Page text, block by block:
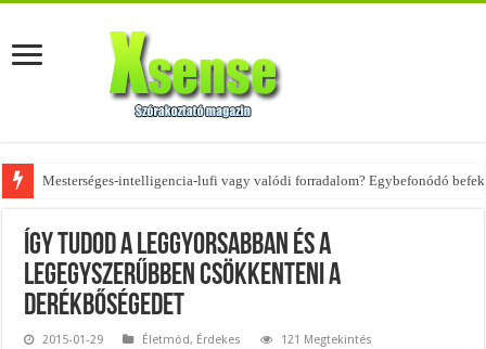
Az övtáskák továbbra is trendik – nézd meg, milyen stílusokhoz illenek!
Így tudod a leggyorsabban és a
legegyszerűbben csökkenteni a
derékbőségedet
2015-01-29 Életmód, Érdekes 121 Megtekintés